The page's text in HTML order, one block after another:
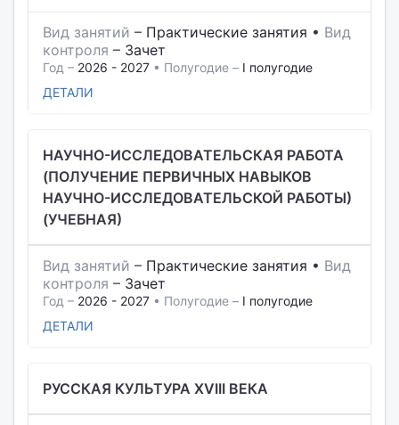
Вид занятий – Практические занятия • Вид
контроля – Зачет
Год – 2026 - 2027 • Полугодие – I полугодие
ДЕТАЛИ
НАУЧНО-ИССЛЕДОВАТЕЛЬСКАЯ РАБОТА
(ПОЛУЧЕНИЕ ПЕРВИЧНЫХ НАВЫКОВ
НАУЧНО-ИССЛЕДОВАТЕЛЬСКОЙ РАБОТЫ)
(УЧЕБНАЯ)
Вид занятий – Практические занятия • Вид
контроля – Зачет
Год – 2026 - 2027 • Полугодие – I полугодие
ДЕТАЛИ
РУССКАЯ КУЛЬТУРА XVIII ВЕКА